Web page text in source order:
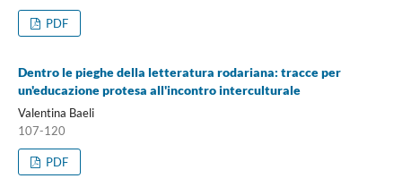
PDF
Dentro le pieghe della letteratura rodariana: tracce per
un'educazione protesa all'incontro interculturale
Valentina Baeli
107-120
PDF